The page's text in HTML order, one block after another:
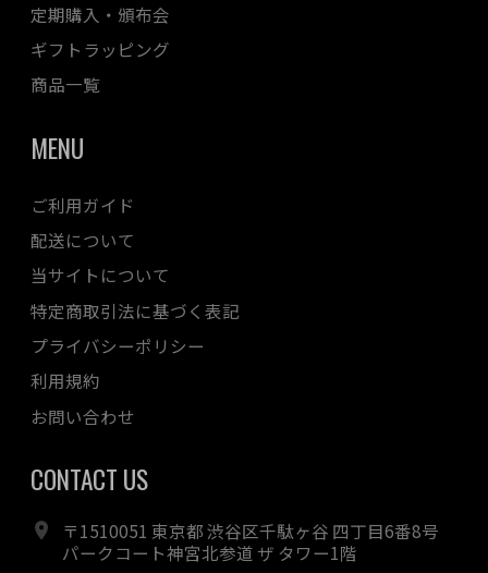
定期購入・頒布会
ギフトラッピング
商品一覧
MENU
ご利用ガイド
配送について
当サイトについて
特定商取引法に基づく表記
プライバシーポリシー
利用規約
お問い合わせ
CONTACT US
〒1510051 東京都 渋谷区千駄ヶ谷 四丁目6番8号
パークコート神宮北参道 ザ タワー1階